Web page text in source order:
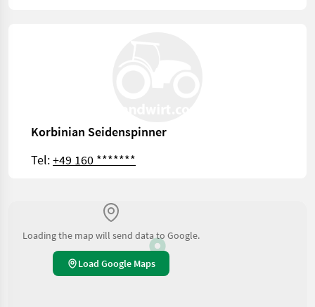
Korbinian Seidenspinner
Tel:+49 160 *******
Loading the map will send data to Google.
Load Google Maps